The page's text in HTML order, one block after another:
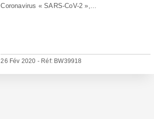
Coronavirus « SARS-CoV-2 »,...
26 Fév 2020 - Réf: BW39918